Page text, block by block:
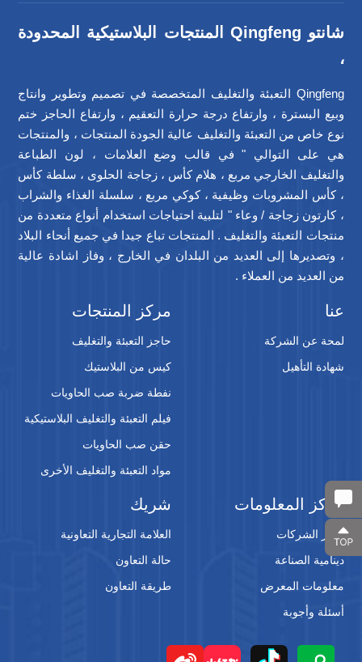
شانتو Qingfeng المنتجات البلاستيكية المحدودة
،
Qingfeng التعبئة والتغليف المتخصصة في تصميم وتطوير وانتاج
وبيع البسترة ، وارتفاع درجة حرارة التعقيم ، وارتفاع الحاجز ختم
نوع خاص من التعبئة والتغليف عالية الجودة المنتجات ، والمنتجات
هي على التوالي " في قالب وضع العلامات ، لون الطباعة
والتغليف الخارجي مربع ، هلام كأس ، زجاجة الحلوى ، سلطة كأس
، كأس المشروبات وظيفية ، كوكي مربع ، سلسلة الغذاء والشراب
، كارتون زجاجة / وعاء " لتلبية احتياجات استخدام أنواع متعددة من
منتجات التعبئة والتغليف . المنتجات تباع جيدا في جميع أنحاء البلاد
، وتصديرها إلى العديد من البلدان في الخارج ، وفاز اشادة عالية
من العديد من العملاء .
عنا
لمحة عن الشركة
شهادة التأهيل
مركز المنتجات
حاجز التعبئة والتغليف
كيس من البلاستيك
نفطة ضربة صب الحاويات
فيلم التعبئة والتغليف البلاستيكية
حقن صب الحاويات
مواد التعبئة والتغليف الأخرى
مركز المعلومات
أخبار الشركات
دينامية الصناعة
معلومات المعرض
أسئلة وأجوبة
شريك
العلامة التجارية التعاونية
حالة التعاون
طريقة التعاون